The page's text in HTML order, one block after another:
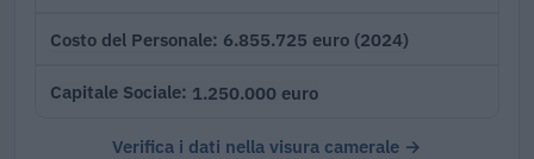
Costo del Personale 6.855.725 euro (2024)
Capitale Sociale 1.250.000 euro
Verifica i dati nella visura camerale →